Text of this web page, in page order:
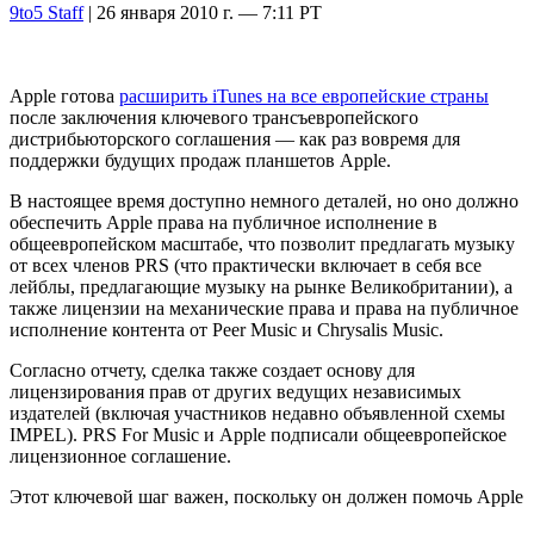
9to5 Staff| 26 января 2010 г. — 7:11 PT
Apple готова расширить iTunes на все европейские страны
после заключения ключевого трансъевропейского
дистрибьюторского соглашения — как раз вовремя для
поддержки будущих продаж планшетов Apple.
В настоящее время доступно немного деталей, но оно должно
обеспечить Apple права на публичное исполнение в
общеевропейском масштабе, что позволит предлагать музыку
от всех членов PRS (что практически включает в себя все
лейблы, предлагающие музыку на рынке Великобритании), а
также лицензии на механические права и права на публичное
исполнение контента от Peer Music и Chrysalis Music.
Согласно отчету, сделка также создает основу для
лицензирования прав от других ведущих независимых
издателей (включая участников недавно объявленной схемы
IMPEL). PRS For Music и Apple подписали общеевропейское
лицензионное соглашение.
Этот ключевой шаг важен, поскольку он должен помочь Apple